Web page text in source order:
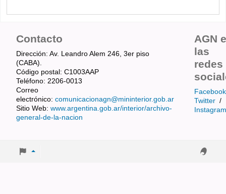
Contacto
Dirección: Av. Leandro Alem 246, 3er piso
(CABA).
Código postal: C1003AAP
Teléfono: 2206-0013
Correo
electrónico: comunicacionagn@mininterior.gob.ar
Sitio Web: www.argentina.gob.ar/interior/archivo-
general-de-la-nacion
AGN
las
redes
Facebook
Twitter /
Instagram